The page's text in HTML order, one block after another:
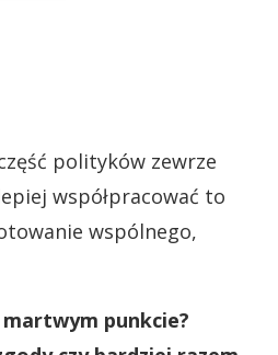
polityków zewrze
współpracować to
wspólnego,
punkcie?